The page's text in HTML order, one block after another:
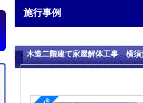
施行事例
木造二階建て家屋解体工事 横須